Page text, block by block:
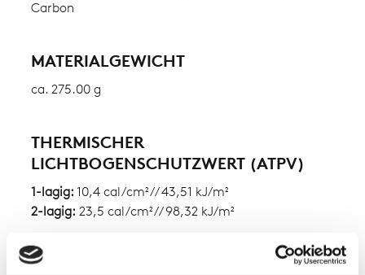
Carbon
MATERIALGEWICHT
ca. 275.00 g
THERMISCHER
LICHTBOGENSCHUTZWERT (ATPV)
1-lagig: 10,4 cal/cm² // 43,51 kJ/m²
2-lagig: 23,5 cal/cm² // 98,32 kJ/m²
WÄRMEDÄMMFAKTOR (HAF)